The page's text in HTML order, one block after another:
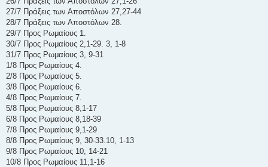
27/7 Πράξεις των Αποστόλων 27,27-44
28/7 Πράξεις των Αποστόλων 28.
29/7 Προς Ρωμαίους 1.
30/7 Προς Ρωμαίους 2,1-29. 3, 1-8
31/7 Προς Ρωμαίους 3, 9-31
1/8 Προς Ρωμαίους 4.
2/8 Προς Ρωμαίους 5.
3/8 Προς Ρωμαίους 6.
4/8 Προς Ρωμαίους 7.
5/8 Προς Ρωμαίους 8,1-17
6/8 Προς Ρωμαίους 8,18-39
7/8 Προς Ρωμαίους 9,1-29
8/8 Προς Ρωμαίους 9, 30-33.10, 1-13
9/8 Προς Ρωμαίους 10, 14-21
10/8 Προς Ρωμαίους 11,1-16